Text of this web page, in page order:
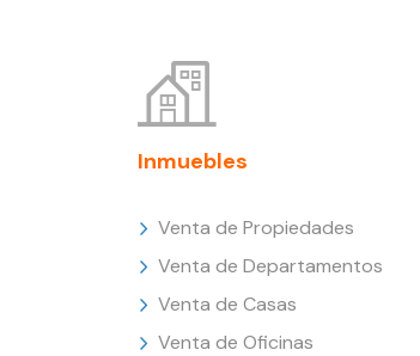
Inmuebles
Venta de Propiedades
Venta de Departamentos
Venta de Casas
Venta de Oficinas